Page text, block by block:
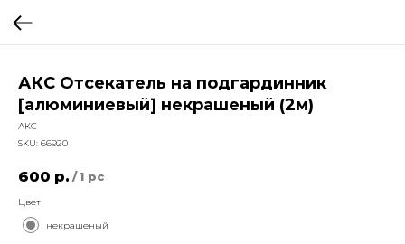
АКС Отсекатель на подгардинник
[алюминиевый] некрашеный (2м)
АКС
SKU: 66920
600 р. / 1 pc
Цвет
некрашеный